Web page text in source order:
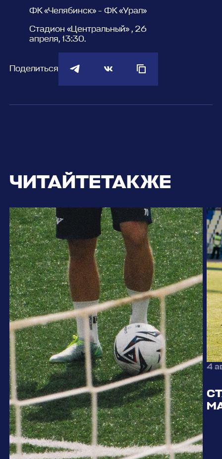
ФК «Челябинск» - ФК «Урал»
Стадион «Центральный» , 26
апреля, 13:30.
Поделиться
ЧИТАЙТЕТАКЖЕ
4